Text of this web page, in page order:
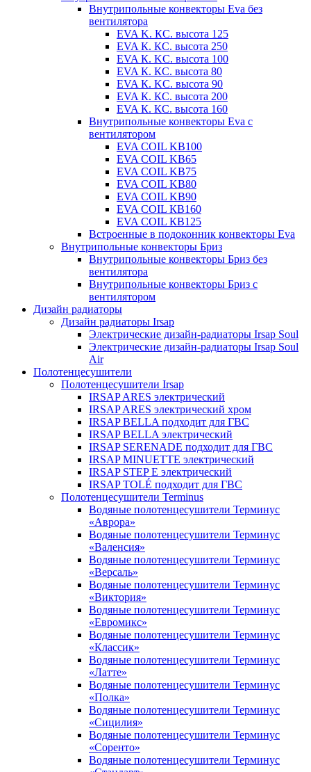
Внутрипольные конвекторы Eva без
вентилятора
EVA K. КС. высота 125
EVA К. КС. высота 250
EVA К. KС. высота 100
EVA К. КС. высота 80
EVA К. KC. высота 90
EVA К. КС. высота 200
EVA К. КС. высота 160
Внутрипольные конвекторы Eva с
вентилятором
EVA COIL KB100
EVA COIL KB65
EVA COIL KB75
EVA COIL KB80
EVA COIL KB90
EVA COIL КВ160
EVA COIL КВ125
Встроенные в подоконник конвекторы Eva
Внутрипольные конвекторы Бриз
Внутрипольные конвекторы Бриз без
вентилятора
Внутрипольные конвекторы Бриз с
вентилятором
Дизайн радиаторы
Дизайн радиаторы Irsap
Электрические дизайн-радиаторы Irsap Soul
Электрические дизайн-радиаторы Irsap Soul
Air
Полотенцесушители
Полотенцесушители Irsap
IRSAP ARES электрический
IRSAP ARES электрический хром
IRSAP BELLA подходит для ГВС
IRSAP BELLA электрический
IRSAP SERENADE подходит для ГВС
IRSAP MINUETTE электрический
IRSAP STEP E электрический
IRSAP TOLÉ подходит для ГВС
Полотенцесушители Terminus
Водяные полотенцесушители Терминус
«Аврора»
Водяные полотенцесушители Терминус
«Валенсия»
Водяные полотенцесушители Терминус
«Версаль»
Водяные полотенцесушители Терминус
«Виктория»
Водяные полотенцесушители Терминус
«Евромикс»
Водяные полотенцесушители Терминус
«Классик»
Водяные полотенцесушители Терминус
«Латте»
Водяные полотенцесушители Терминус
«Полка»
Водяные полотенцесушители Терминус
«Сицилия»
Водяные полотенцесушители Терминус
«Соренто»
Водяные полотенцесушители Терминус